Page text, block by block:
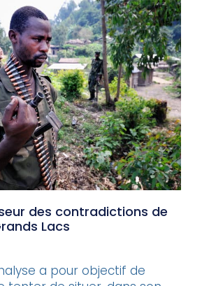
des contradictions de
Lacs
a pour objectif de